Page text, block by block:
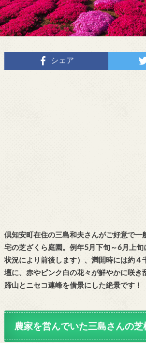
シェア
倶知安町在住の三島和夫さんがご好意で一
宅の芝ざくら庭園。例年5月下旬～6月上
状況により前後します）、満開時には約４
壇に、赤やピンク白の花々が鮮やかに咲き
蹄山とニセコ連峰を借景にした絶景です！
農家を営んでいた三島さんの芝